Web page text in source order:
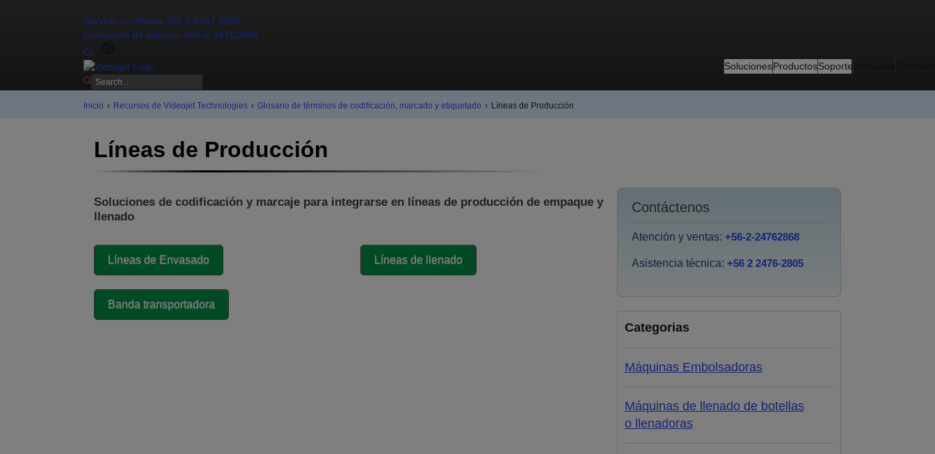
Servicio en Planta +56 9 6657 0088
Cotización de equipos +56-2-24762868
CL
SolucionesProductosSoporte
Inicio › Recursos de Videojet Technologies › Glosario de términos de codificación, marcado y etiquetado › Líneas de Producción
Líneas de Producción
Soluciones de codificación y marcaje para integrarse en líneas de producción de empaque y
llenado
Líneas de Envasado Líneas de llenado
Banda transportadora
Contáctenos
Atención y ventas: +56-2-24762868
Asistencia técnica: +56 2 2476-2805
Categorias
Máquinas Embolsadoras
Máquinas de llenado de botellas
o llenadoras